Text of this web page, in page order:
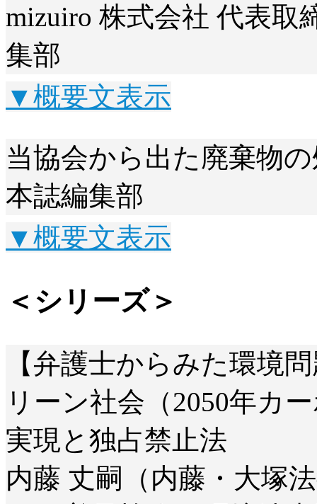
mizuiro 株式会社 代表取
集部
▼概要文表示
当協会から出た廃棄物
本誌編集部
▼概要文表示
＜シリーズ＞
【弁護士からみた環境
リーン社会（2050年カ
実現と独占禁止法
内藤 丈嗣（内藤・大塚